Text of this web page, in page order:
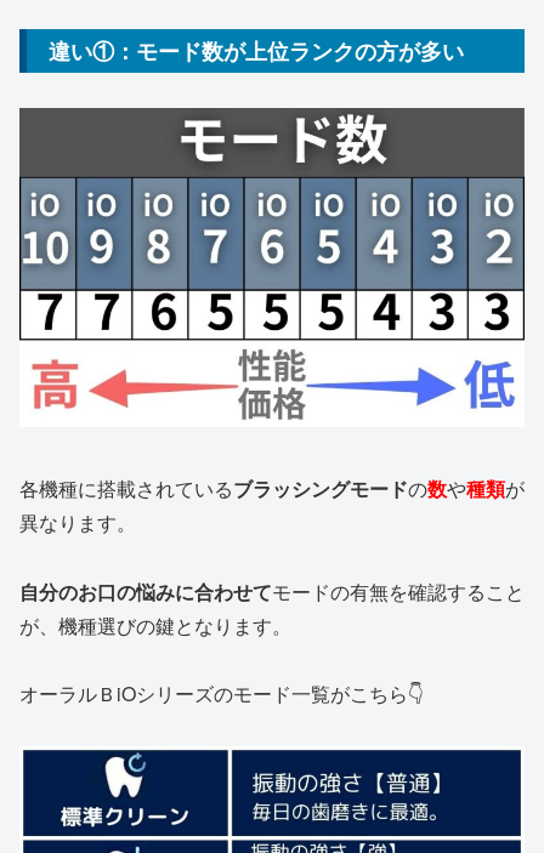
違い①：モード数が上位ランクの方が多い
各機種に搭載されているブラッシングモードの数や種類が
異なります。
自分のお口の悩みに合わせてモードの有無を確認すること
が、機種選びの鍵となります。
オーラルＢiOシリーズのモード一覧がこちら👇